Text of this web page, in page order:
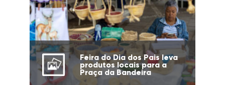
Feira do Dia dos Pais leva
produtos locais para a
Praça da Bandeira